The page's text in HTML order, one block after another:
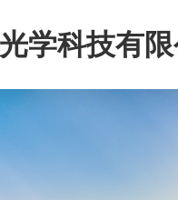
学科技有